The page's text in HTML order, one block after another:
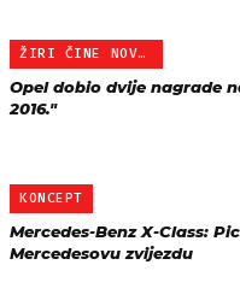
ŽIRI ČINE NOVINARI IZ 31…
Opel dobio dvije nagrade
2016."
KONCEPT
Mercedes-Benz X-Class:
Mercedesovu zvijezdu